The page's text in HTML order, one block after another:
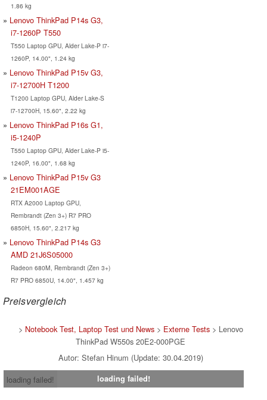
1.86 kg
Lenovo ThinkPad P14s G3,
i7-1260P T550
T550 Laptop GPU, Alder Lake-P i7-
1260P, 14.00", 1.24 kg
Lenovo ThinkPad P15v G3,
i7-12700H T1200
T1200 Laptop GPU, Alder Lake-S
i7-12700H, 15.60", 2.22 kg
Lenovo ThinkPad P16s G1,
i5-1240P
T550 Laptop GPU, Alder Lake-P i5-
1240P, 16.00", 1.68 kg
Lenovo ThinkPad P15v G3
21EM001AGE
RTX A2000 Laptop GPU,
Rembrandt (Zen 3+) R7 PRO
6850H, 15.60", 2.217 kg
Lenovo ThinkPad P14s G3
AMD 21J6S05000
Radeon 680M, Rembrandt (Zen 3+)
R7 PRO 6850U, 14.00", 1.457 kg
Preisvergleich
> Notebook Test, Laptop Test und News> Externe Tests> Lenovo
ThinkPad W550s 20E2-000PGE
Autor: Stefan Hinum (Update: 30.04.2019)
loading failed!
loading failed!